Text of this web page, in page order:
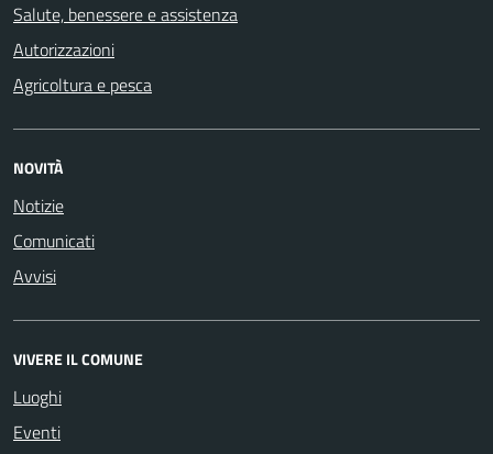
Salute, benessere e assistenza
Autorizzazioni
Agricoltura e pesca
NOVITÀ
Notizie
Comunicati
Avvisi
VIVERE IL COMUNE
Luoghi
Eventi